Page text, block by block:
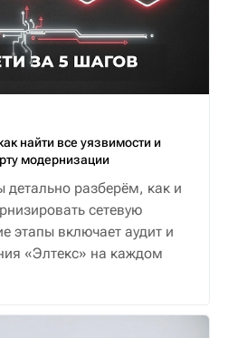
найти все уязвимости и
модернизации
разберём, как и
сетевую
этапы включает аудит и
«Элтекс» на каждом